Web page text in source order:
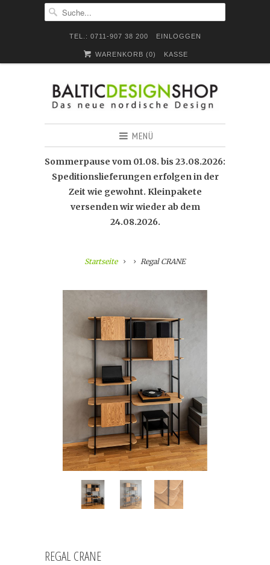
TEL.: 0711-907 38 200 EINLOGGEN
WARENKORB (0) KASSE
MENÜ
Sommerpause vom 01.08. bis 23.08.2026:
Speditionslieferungen erfolgen in der
Zeit wie gewohnt. Kleinpakete
versenden wir wieder ab dem
24.08.2026.
Startseite Regal CRANE
REGAL CRANE